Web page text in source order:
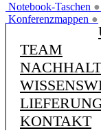
Notebook-Taschen ●
Konferenzmappen ●
TEAM
KONTAKT